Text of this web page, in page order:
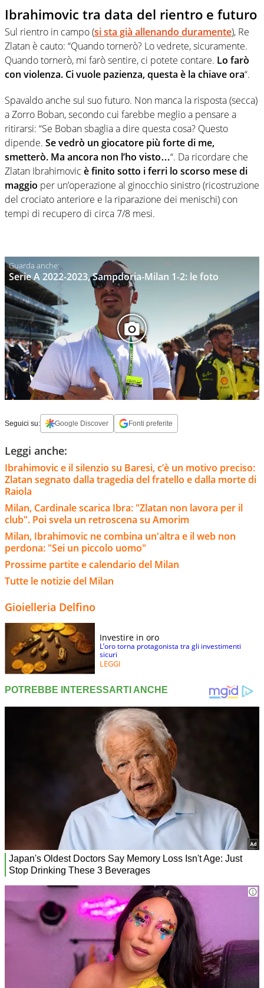
Ibrahimovic tra data del rientro e futuro
Sul rientro in campo (si sta già allenando duramente), Re
Zlatan è cauto: “Quando tornerò? Lo vedrete, sicuramente.
Quando tornerò, mi farò sentire, ci potete contare. Lo farò
con violenza. Ci vuole pazienza, questa è la chiave ora“.
Spavaldo anche sul suo futuro. Non manca la risposta (secca)
a Zorro Boban, secondo cui farebbe meglio a pensare a
ritirarsi: “Se Boban sbaglia a dire questa cosa? Questo
dipende. Se vedrò un giocatore più forte di me,
smetterò. Ma ancora non l’ho visto…“. Da ricordare che
Zlatan Ibrahimovic è finito sotto i ferri lo scorso mese di
maggio per un’operazione al ginocchio sinistro (ricostruzione
del crociato anteriore e la riparazione dei menischi) con
tempi di recupero di circa 7/8 mesi.
Serie A 2022-2023, Sampdoria-Milan 1-2: le foto
Seguici su: Google Discover Fonti preferite
Leggi anche:
Ibrahimovic e il silenzio su Baresi, c’è un motivo preciso:
Zlatan segnato dalla tragedia del fratello e dalla morte di
Raiola
Milan, Cardinale scarica Ibra: "Zlatan non lavora per il
club". Poi svela un retroscena su Amorim
Milan, Ibrahimovic ne combina un'altra e il web non
perdona: "Sei un piccolo uomo"
Prossime partite e calendario del Milan
Tutte le notizie del Milan
Gioielleria Delfino
Investire in oro
L’oro torna protagonista tra gli investimenti
sicuri
LEGGI